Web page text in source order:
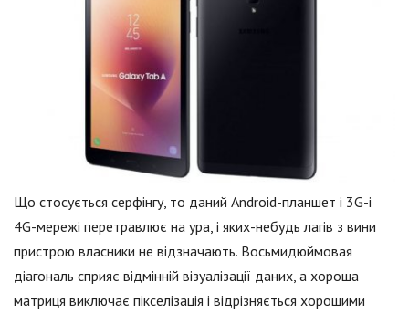
Що стосується серфінгу, то даний Android-планшет і 3G-і
4G-мережі перетравлює на ура, і яких-небудь лагів з вини
пристрою власники не відзначають. Восьмидюймовая
діагональ сприяє відмінній візуалізації даних, а хороша
матриця виключає пікселізація і відрізняється хорошими